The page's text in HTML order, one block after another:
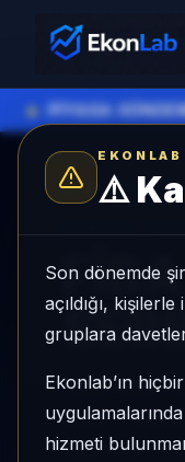
EKONLAB
⚠️
Son dönemde
açıldığı,
gruplara davetler
Ekonlab’ın
hizmeti
● PİYASA
AI Fon Radar/
FİBA
ayda +%3,40
Aktif KAP